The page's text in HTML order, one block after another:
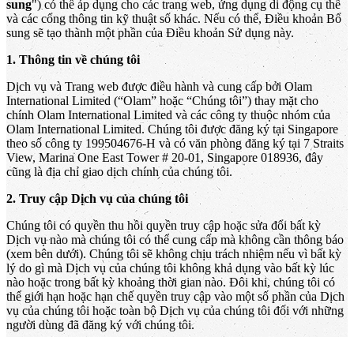
sung") có thể áp dụng cho các trang web, ứng dụng di động cụ thể
và các cổng thông tin kỹ thuật số khác. Nếu có thể, Điều khoản Bổ
sung sẽ tạo thành một phần của Điều khoản Sử dụng này.
1. Thông tin về chúng tôi
Dịch vụ và Trang web được điều hành và cung cấp bởi Olam
International Limited (“Olam” hoặc “Chúng tôi”) thay mặt cho
chính Olam International Limited và các công ty thuộc nhóm của
Olam International Limited. Chúng tôi được đăng ký tại Singapore
theo số công ty 199504676-H và có văn phòng đăng ký tại 7 Straits
View, Marina One East Tower # 20-01, Singapore 018936, đây
cũng là địa chỉ giao dịch chính của chúng tôi.
2. Truy cập Dịch vụ của chúng tôi
Chúng tôi có quyền thu hồi quyền truy cập hoặc sửa đổi bất kỳ
Dịch vụ nào mà chúng tôi có thể cung cấp mà không cần thông báo
(xem bên dưới). Chúng tôi sẽ không chịu trách nhiệm nếu vì bất kỳ
lý do gì mà Dịch vụ của chúng tôi không khả dụng vào bất kỳ lúc
nào hoặc trong bất kỳ khoảng thời gian nào. Đôi khi, chúng tôi có
thể giới hạn hoặc hạn chế quyền truy cập vào một số phần của Dịch
vụ của chúng tôi hoặc toàn bộ Dịch vụ của chúng tôi đối với những
người dùng đã đăng ký với chúng tôi.